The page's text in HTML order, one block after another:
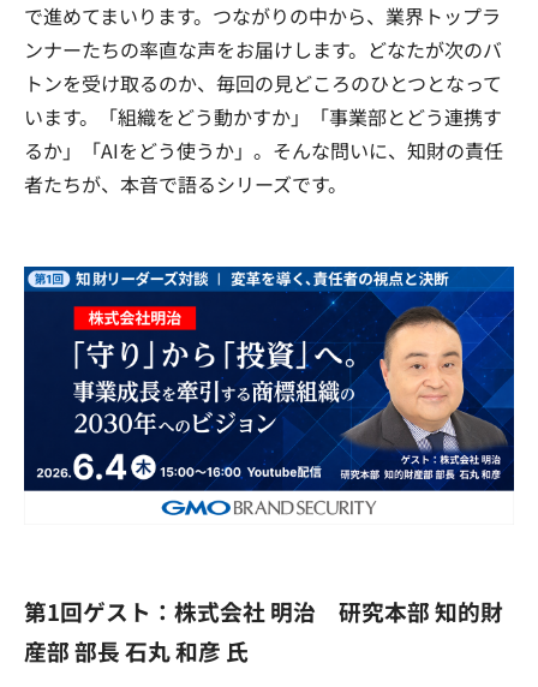
で進めてまいります。つながりの中から、業界トップラ
ンナーたちの率直な声をお届けします。どなたが次のバ
トンを受け取るのか、毎回の見どころのひとつとなって
います。「組織をどう動かすか」「事業部とどう連携す
るか」「AIをどう使うか」。そんな問いに、知財の責任
者たちが、本音で語るシリーズです。
第1回ゲスト：株式会社 明治 研究本部 知的財
産部 部長 石丸 和彦 氏